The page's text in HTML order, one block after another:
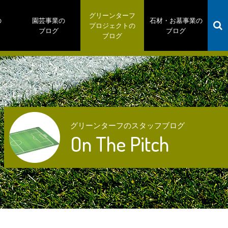
園芸事業の
ブログ
グリーンターフ
プロジェクトの
ブログ
石材・お墓事業の
ブログ
グリーンターフのスタッフブログ
On The Pitch